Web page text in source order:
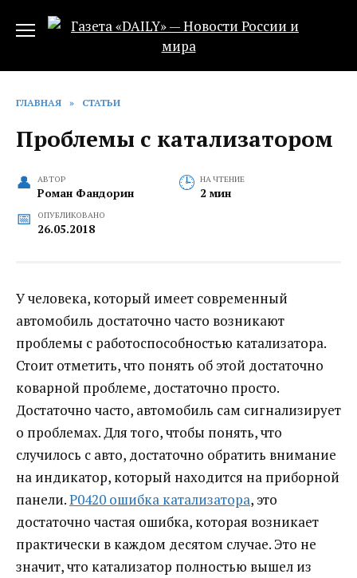
ГЛАВНАЯ » СТАТЬИ
Проблемы с катализатором
АВТОР
Роман Фандорин
НА ЧТЕНИЕ
2 мин
ОПУБЛИКОВАНО
26.05.2018
У человека, который имеет современный
автомобиль достаточно часто возникают
проблемы с работоспособностью катализатора.
Стоит отметить, что понять об этой достаточно
коварной проблеме, достаточно просто.
Достаточно часто, автомобиль сам сигнализирует
о проблемах. Для того, чтобы понять, что
случилось с авто, достаточно обратить внимание
на индикатор, который находится на приборной
панели.P0420 ошибка катализатора, это
достаточно частая ошибка, которая возникает
практически в каждом десятом случае. Это не
значит, что катализатор полностью вышел из